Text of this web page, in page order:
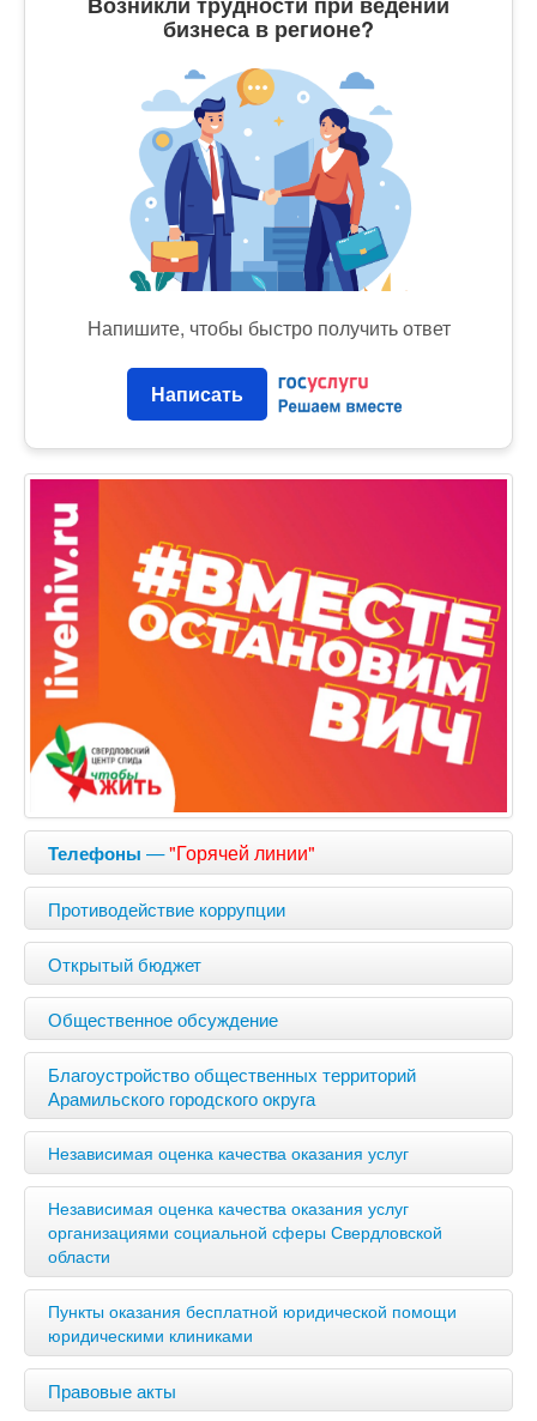
бизнеса в регионе?
Напишите, чтобы быстро получить ответ
Написать
Телефоны —"Горячей линии"
Противодействие коррупции
Открытый бюджет
Общественное обсуждение
Благоустройство общественных территорий
Арамильского городского округа
Независимая оценка качества оказания услуг
Независимая оценка качества оказания услуг
организациями социальной сферы Свердловской
области
Пункты оказания бесплатной юридической помощи
юридическими клиниками
Правовые акты